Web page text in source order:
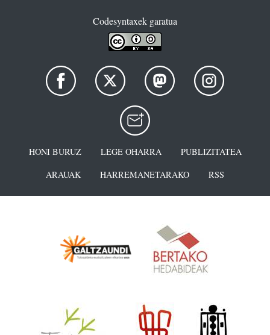
Codesyntaxek garatua
HONI BURUZ LEGE OHARRA
PUBLIZITATEA
ARAUAK
HARREMANETARAKO RSS